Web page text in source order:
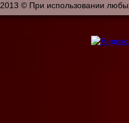
2013 © При использовании